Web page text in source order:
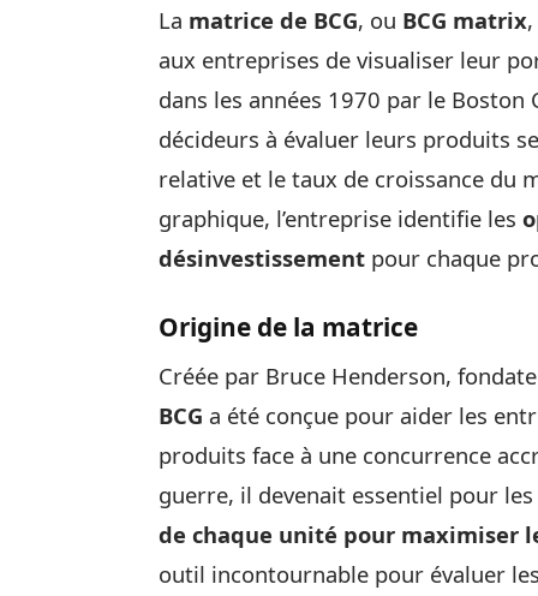
La matrice de BCG, ou BCG matrix
aux entreprises de visualiser leur
dans les années 1970 par le
décideurs à évaluer leurs produits
relative et le taux de croissance du
graphique, l’entreprise identifie les
désinvestissement pour chaque
Origine de la matrice
Créée par Bruce Henderson,
BCG a été conçue pour aider les
produits face à une concurrence
guerre, il devenait essentiel pour
de chaque unité pour maximiser
outil incontournable pour évaluer